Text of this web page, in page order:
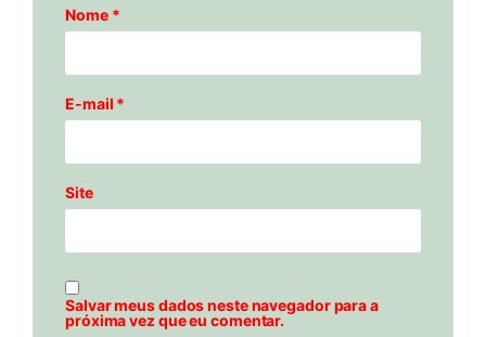
Nome *
E-mail *
Site
Salvar meus dados neste navegador para a
próxima vez que eu comentar.